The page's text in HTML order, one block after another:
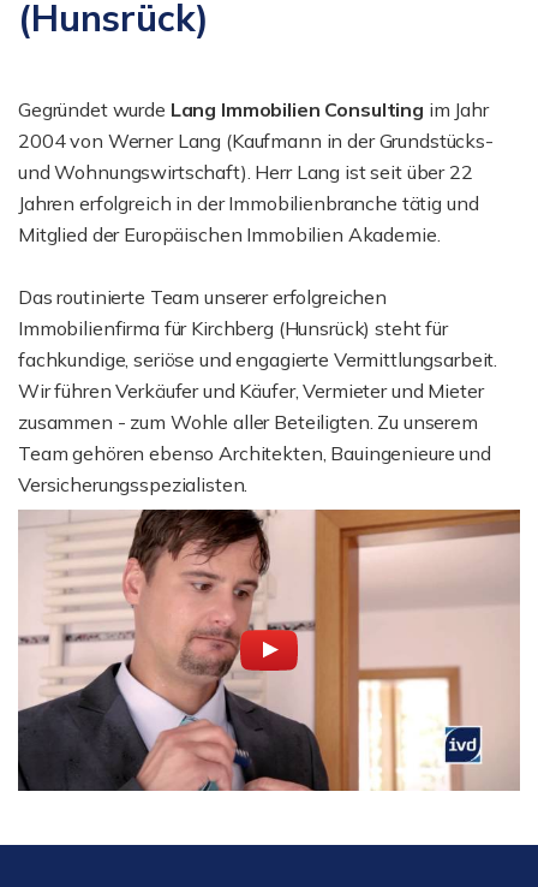
(Hunsrück)
Gegründet wurde Lang Immobilien Consulting im Jahr
2004 von Werner Lang (Kaufmann in der Grundstücks-
und Wohnungswirtschaft). Herr Lang ist seit über 22
Jahren erfolgreich in der Immobilienbranche tätig und
Mitglied der Europäischen Immobilien Akademie.
Das routinierte Team unserer erfolgreichen
Immobilienfirma für Kirchberg (Hunsrück) steht für
fachkundige, seriöse und engagierte Vermittlungsarbeit.
Wir führen Verkäufer und Käufer, Vermieter und Mieter
zusammen - zum Wohle aller Beteiligten. Zu unserem
Team gehören ebenso Architekten, Bauingenieure und
Versicherungsspezialisten.